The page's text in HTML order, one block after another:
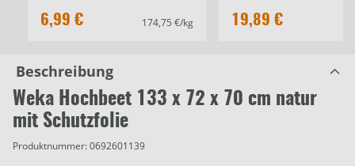
174,75 €/kg
6,99 € 19,89 €
Beschreibung
Weka Hochbeet 133 x 72 x 70 cm natur
mit Schutzfolie
Produktnummer:0692601139